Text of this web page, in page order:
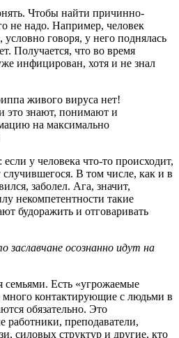
Чтобы найти причинно-
не надо. Например, человек
условно говоря, у него поднялась
Получается, что во время
инфицирован, хотя и не знал
живого вируса нет!
это знают, понимают и
на максимально
у человека что-то происходит,
В том числе, как и в
заболел. Ага, значит,
некомпетентности такие
будоражить и отговаривать
осознанно идут на
Есть «угрожаемые
много контактирующие с людьми в
обязательно. Это
работники, преподаватели,
силовых структур и другие, кто